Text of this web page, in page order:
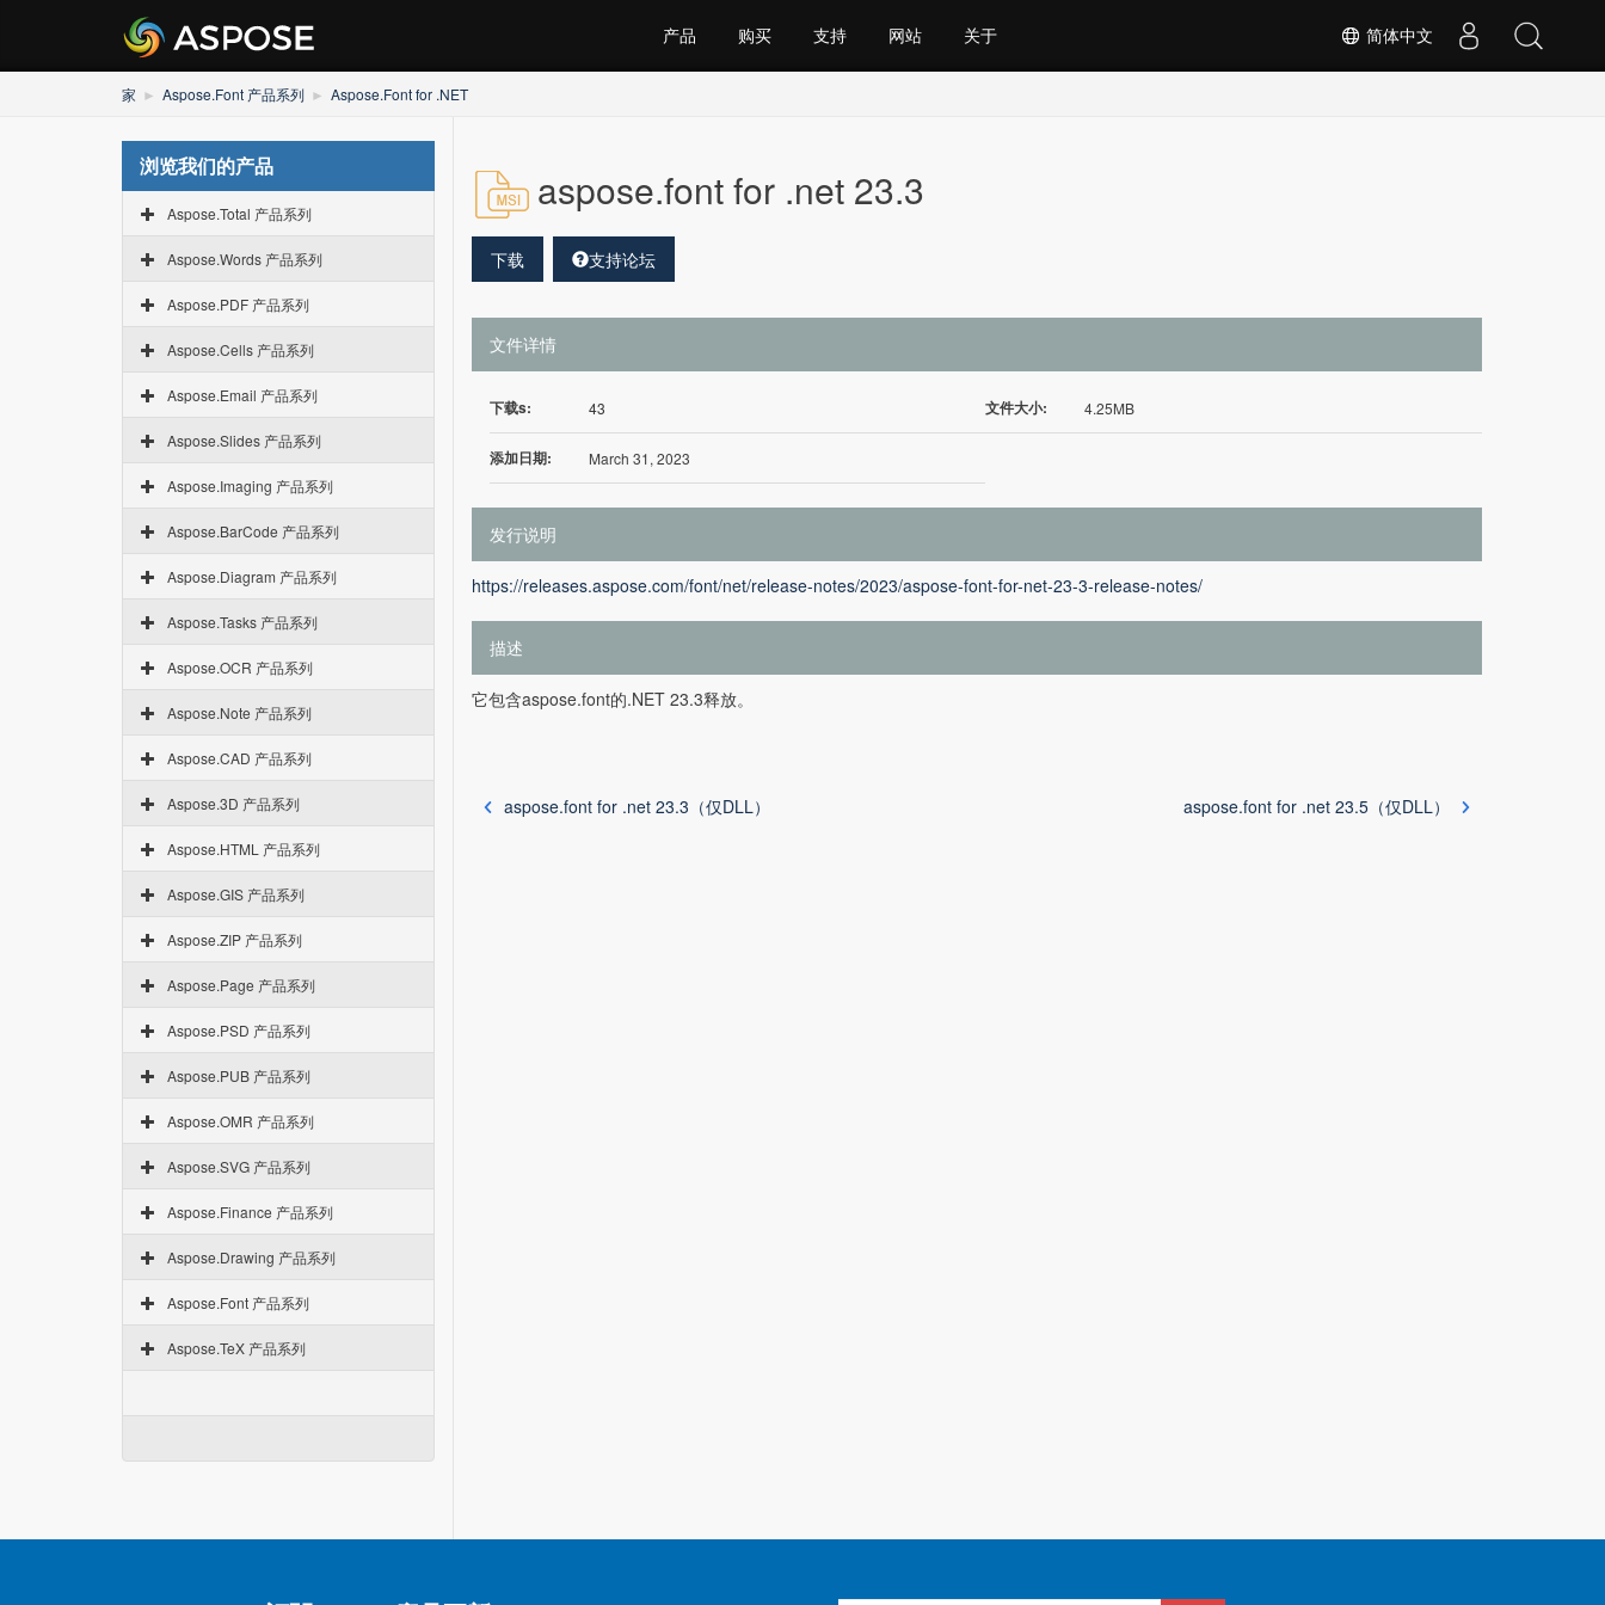
简体中文
产品 购买 支持 网站 关于
家 Aspose.Font 产品系列 Aspose.Font for .NET
浏览我们的产品
Aspose.Total 产品系列
Aspose.Words 产品系列
Aspose.PDF 产品系列
Aspose.Cells 产品系列
Aspose.Email 产品系列
Aspose.Slides 产品系列
Aspose.Imaging 产品系列
Aspose.BarCode 产品系列
Aspose.Diagram 产品系列
Aspose.Tasks 产品系列
Aspose.OCR 产品系列
Aspose.Note 产品系列
Aspose.CAD 产品系列
Aspose.3D 产品系列
Aspose.HTML 产品系列
Aspose.GIS 产品系列
Aspose.ZIP 产品系列
Aspose.Page 产品系列
Aspose.PSD 产品系列
Aspose.PUB 产品系列
Aspose.OMR 产品系列
Aspose.SVG 产品系列
Aspose.Finance 产品系列
Aspose.Drawing 产品系列
Aspose.Font 产品系列
Aspose.TeX 产品系列
aspose.font for .net 23.3
下载 支持论坛
文件详情
下载s: 43 文件大小: 4.25MB
添加日期: March 31, 2023
发行说明
https://releases.aspose.com/font/net/release-notes/2023/aspose-font-for-net-23-3-release-notes/
描述
它包含aspose.font的.NET 23.3释放。
aspose.font for .net 23.3（仅DLL） aspose.font for .net 23.5（仅DLL）